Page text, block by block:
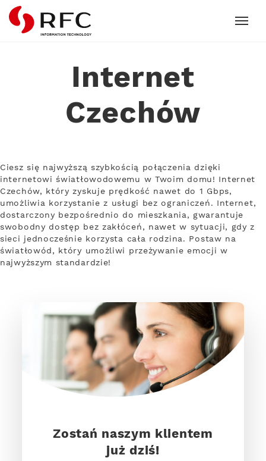
RFC
Internet
Czechów
Ciesz się najwyższą szybkością połączenia dzięki
internetowi światłowodowemu w Twoim domu! Internet
Czechów, który zyskuje prędkość nawet do 1 Gbps,
umożliwia korzystanie z usługi bez ograniczeń. Internet,
dostarczony bezpośrednio do mieszkania, gwarantuje
swobodny dostęp bez zakłóceń, nawet w sytuacji, gdy z
sieci jednocześnie korzysta cała rodzina. Postaw na
światłowód, który umożliwi przeżywanie emocji w
najwyższym standardzie!
Zostań naszym klientem
już dziś!